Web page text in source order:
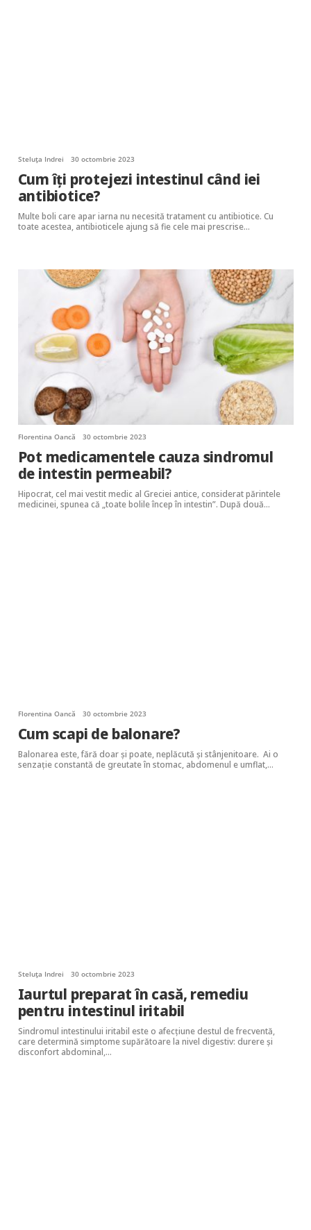
Steluța Indrei 30 octombrie 2023
Cum îți protejezi intestinul când iei
antibiotice?
Multe boli care apar iarna nu necesită tratament cu antibiotice. Cu
toate acestea, antibioticele ajung să fie cele mai prescrise…
Florentina Oancă 30 octombrie 2023
Pot medicamentele cauza sindromul
de intestin permeabil?
Hipocrat, cel mai vestit medic al Greciei antice, considerat părintele
medicinei, spunea că „toate bolile încep în intestin”. După două…
Florentina Oancă 30 octombrie 2023
Cum scapi de balonare?
Balonarea este, fără doar și poate, neplăcută și stânjenitoare. Ai o
senzație constantă de greutate în stomac, abdomenul e umflat,…
Steluța Indrei 30 octombrie 2023
Iaurtul preparat în casă, remediu
pentru intestinul iritabil
Sindromul intestinului iritabil este o afecțiune destul de frecventă,
care determină simptome supărătoare la nivel digestiv: durere și
disconfort abdominal,…